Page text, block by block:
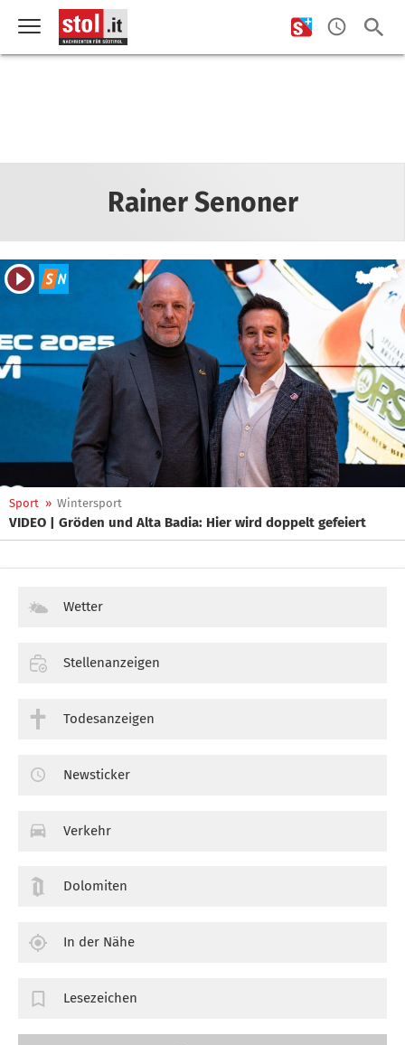
Rainer Senoner
Sport » Wintersport
VIDEO | Gröden und Alta Badia: Hier wird doppelt gefeiert
Wetter
Stellenanzeigen
Todesanzeigen
Newsticker
Verkehr
Dolomiten
In der Nähe
Lesezeichen